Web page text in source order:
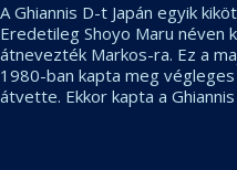
A Ghiannis D-t Japán egyik
Eredetileg Shoyo Maru
átnevezték Markos-ra. Ez a
1980-ban kapta meg
átvette. Ekkor kapta a